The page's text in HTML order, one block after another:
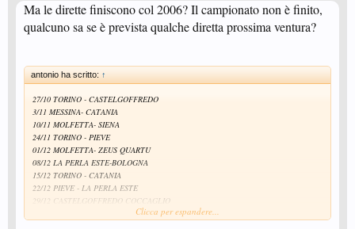
Ma le dirette finiscono col 2006? Il campionato non è finito,
qualcuno sa se è prevista qualche diretta prossima ventura?
antonio ha scritto: ↑
27/10 TORINO - CASTELGOFFREDO
3/11 MESSINA- CATANIA
10/11 MOLFETTA- SIENA
24/11 TORINO - PIEVE
01/12 MOLFETTA- ZEUS QUARTU
08/12 LA PERLA ESTE-BOLOGNA
15/12 TORINO - CATANIA
22/12 PIEVE - LA PERLA ESTE
29/12 CASTELGOFFREDO COCCAGLIO
Clicca per espandere...